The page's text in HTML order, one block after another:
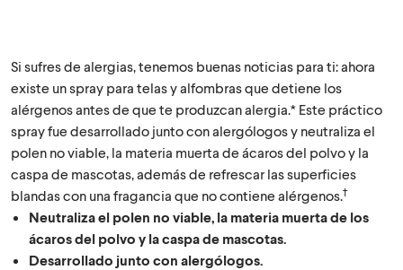
Si sufres de alergias, tenemos buenas noticias para ti: ahora
existe un spray para telas y alfombras que detiene los
alérgenos antes de que te produzcan alergia.* Este práctico
spray fue desarrollado junto con alergólogos y neutraliza el
polen no viable, la materia muerta de ácaros del polvo y la
caspa de mascotas, además de refrescar las superficies
blandas con una fragancia que no contiene alérgenos.†
Neutraliza el polen no viable, la materia muerta de los
ácaros del polvo y la caspa de mascotas.
Desarrollado junto con alergólogos.